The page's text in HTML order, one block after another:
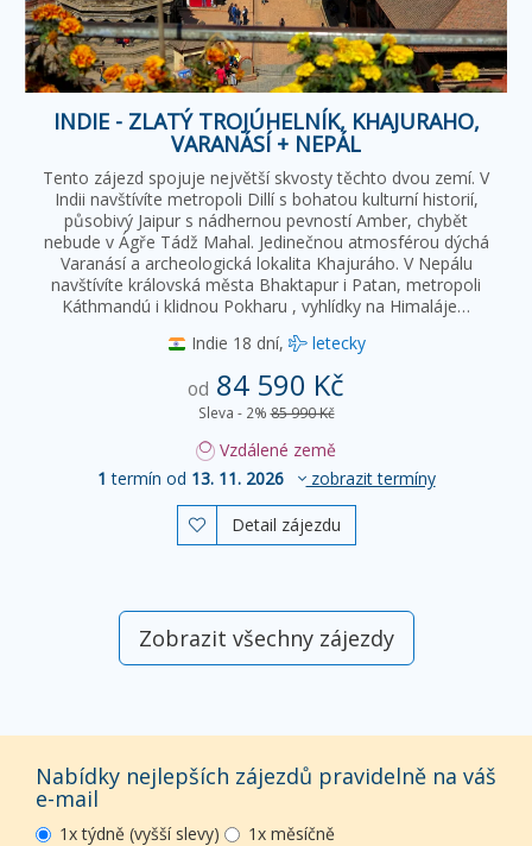
INDIE - ZLATÝ TROJÚHELNÍK, KHAJURAHO,
VARANÁSÍ + NEPÁL
Tento zájezd spojuje největší skvosty těchto dvou zemí. V
Indii navštívíte metropoli Dillí s bohatou kulturní historií,
působivý Jaipur s nádhernou pevností Amber, chybět
nebude v Ágře Tádž Mahal. Jedinečnou atmosférou dýchá
Varanásí a archeologická lokalita Khajuráho. V Nepálu
navštívíte královská města Bhaktapur i Patan, metropoli
Káthmandú i klidnou Pokharu , vyhlídky na Himaláje…
Indie 18 dní, letecky
od 84 590 Kč
Sleva - 2% 85 990 Kč
Vzdálené země
1 termín od 13. 11. 2026 zobrazit termíny
 Detail zájezdu
Zobrazit všechny zájezdy
Nabídky nejlepších zájezdů pravidelně na váš
e-mail
1x týdně (vyšší slevy)
1x měsíčně